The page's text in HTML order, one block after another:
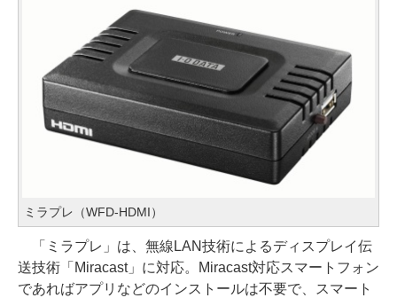
ミラプレ（WFD-HDMI）
「ミラプレ」は、無線LAN技術によるディスプレイ伝
送技術「Miracast」に対応。Miracast対応スマートフォン
であればアプリなどのインストールは不要で、スマート